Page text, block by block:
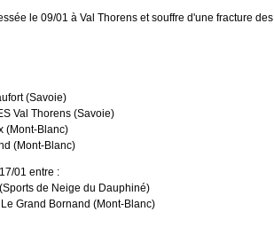
le 09/01 à Val Thorens et souffre d'une fracture des
(Savoie)
Val Thorens (Savoie)
(Mont-Blanc)
(Mont-Blanc)
01 entre :
de Neige du Dauphiné)
Grand Bornand (Mont-Blanc)